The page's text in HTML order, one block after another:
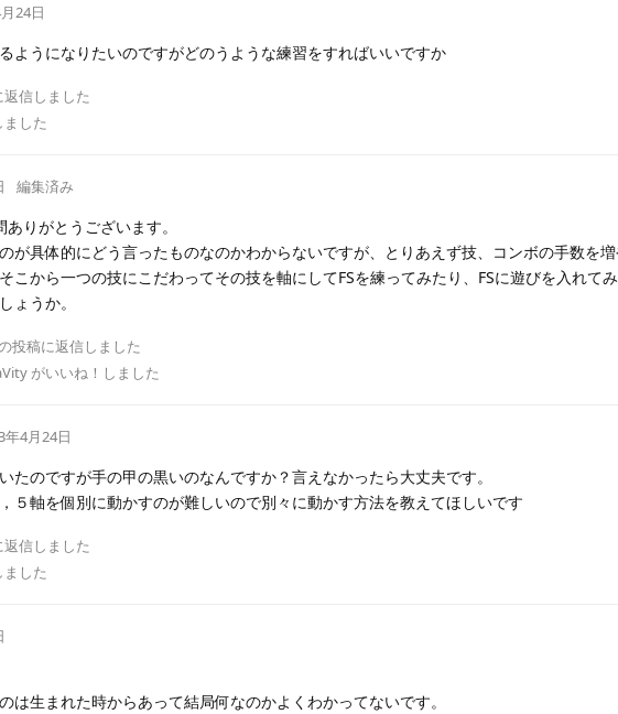
24日
ようになりたいのですがどのうような練習をすればいいですか
信しました
した
編集済み
ありがとうございます。
が具体的にどう言ったものなのかわからないですが、とりあえず技、コンボの手数を
こから一つの技にこだわってその技を軸にしてFSを練ってみたり、FSに遊びを入れて
ょうか。
投稿に返信しました
がいいね！しました
年4月24日
たのですが手の甲の黒いのなんですか？言えなかったら大丈夫です。
５軸を個別に動かすのが難しいので別々に動かす方法を教えてほしいです
信しました
した
は生まれた時からあって結局何なのかよくわかってないです。